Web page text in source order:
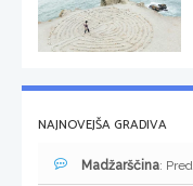
NAJNOVEJŠA GRADIVA
Madžarščina: